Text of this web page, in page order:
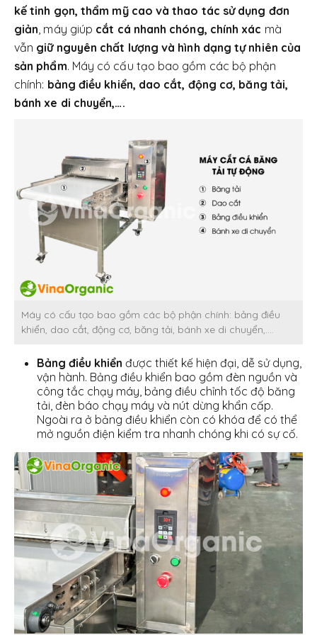
kế tinh gọn, thẩm mỹ cao và thao tác sử dụng đơn
giản, máy giúp cắt cá nhanh chóng, chính xác mà
vẫn giữ nguyên chất lượng và hình dạng tự nhiên của
sản phẩm. Máy có cấu tạo bao gồm các bộ phận
chính: bảng điều khiển, dao cắt, động cơ, băng tải,
bánh xe di chuyển,….
Máy có cấu tạo bao gồm các bộ phận chính: bảng điều
khiển, dao cắt, động cơ, băng tải, bánh xe di chuyển,….
Bảng điều khiển được thiết kế hiện đại, dễ sử dụng,
vận hành. Bảng điều khiển bao gồm đèn nguồn và
công tắc chạy máy, bảng điều chỉnh tốc độ băng
tải, đèn báo chạy máy và nút dừng khẩn cấp.
Ngoài ra ở bảng điều khiển còn có khóa để có thể
mở nguồn điện kiểm tra nhanh chóng khi có sự cố.